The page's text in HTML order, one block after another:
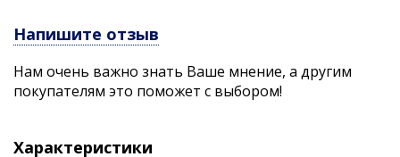
слабым течением. Основными трофеями виба
станут окунь, щука, некрупный судак и берш.
Средняя модель Sandra-M весит 13 граммов и
является самой универсальной. Она будет
востребована как на реках, так и в стоячей воде.
всего подойдет для течения и больших глубин.
Напишите отзыв
Нам очень важно знать Ваше мнение, а другим
покупателям это поможет с выбором!
Характеристики